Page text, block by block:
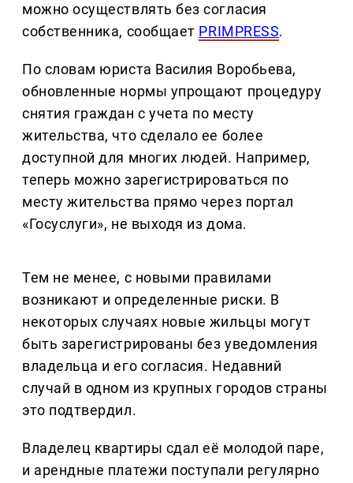
можно осуществлять без согласия
собственника, сообщает PRIMPRESS.
По словам юриста Василия Воробьева,
обновленные нормы упрощают процедуру
снятия граждан с учета по месту
жительства, что сделало ее более
доступной для многих людей. Например,
теперь можно зарегистрироваться по
месту жительства прямо через портал
«Госуслуги», не выходя из дома.
Тем не менее, с новыми правилами
возникают и определенные риски. В
некоторых случаях новые жильцы могут
быть зарегистрированы без уведомления
владельца и его согласия. Недавний
случай в одном из крупных городов страны
это подтвердил.
Владелец квартиры сдал её молодой паре,
и арендные платежи поступали регулярно